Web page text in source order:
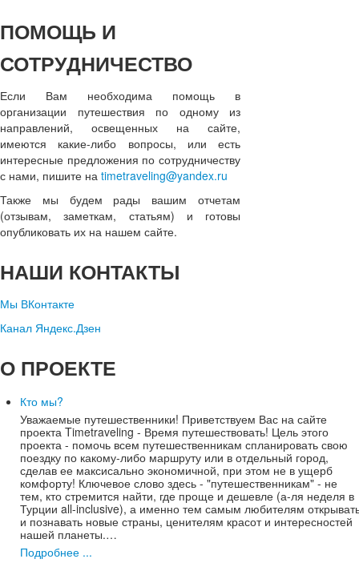
ПОМОЩЬ И
СОТРУДНИЧЕСТВО
Если Вам необходима помощь в
организации путешествия по одному из
направлений, освещенных на сайте,
имеются какие-либо вопросы, или есть
интересные предложения по сотрудничеству
с нами, пишите на timetraveling@yandex.ru
Также мы будем рады вашим отчетам
(отзывам, заметкам, статьям) и готовы
опубликовать их на нашем сайте.
НАШИ КОНТАКТЫ
Мы ВКонтакте
Канал Яндекс.Дзен
О ПРОЕКТЕ
Кто мы?
Уважаемые путешественники! Приветствуем Вас на сайте
проекта Timetraveling - Время путешествовать! Цель этого
проекта - помочь всем путешественникам спланировать свою
поездку по какому-либо маршруту или в отдельный город,
сделав ее максисально экономичной, при этом не в ущерб
комфорту! Ключевое слово здесь - "путешественникам" - не
тем, кто стремится найти, где проще и дешевле (а-ля неделя в
Турции all-inclusive), а именно тем самым любителям
и познавать новые страны, ценителям красот и интересностей
нашей планеты.…
Подробнее ...